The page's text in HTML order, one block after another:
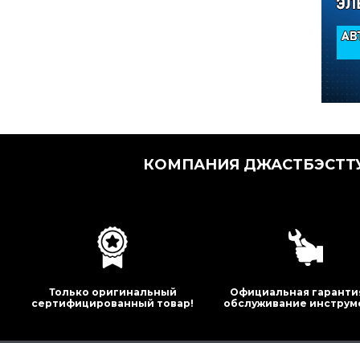
КОМПАНИЯ
Только оригинальный
сертифицированный товар!
Официальная
обслуживание